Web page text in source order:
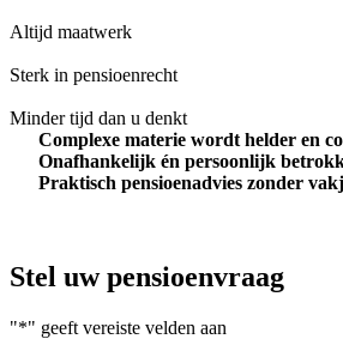
Altijd maatwerk
Sterk in pensioenrecht
Minder tijd dan u denkt
Complexe materie wordt helder en
Onafhankelijk én persoonlijk
Praktisch pensioenadvies zonder
Stel uwpensioenvraag
"*" geeft vereiste velden aan